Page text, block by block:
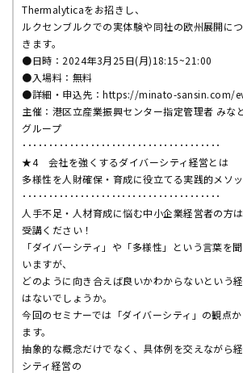
Thermalyticaをお招きし、
ルクセンブルクでの実体験や同社の欧州展開に
きます。
●日時：2024年3月25日(月)18:15~21:00
●入場料：無料
●詳細・申込先：https://minato-sansin.com/
主催：港区立産業振興センター指定管理者 みな
グループ
･･････････････････････････････････････
★4 会社を強くするダイバーシティ経営とは
多様性を人財確保・育成に役立てる実践的メソッ
･･････････････････････････････････････
人手不足・人材育成に悩む中小企業経営者の方
受講ください！
「ダイバーシティ」や「多様性」という言葉を
いますが、
どのように向き合えば良いかわからないという
はないでしょうか。
今回のセミナーでは「ダイバーシティ」の観点
ます。
抽象的な概念だけでなく、具体例を交えながら
シティ経営の